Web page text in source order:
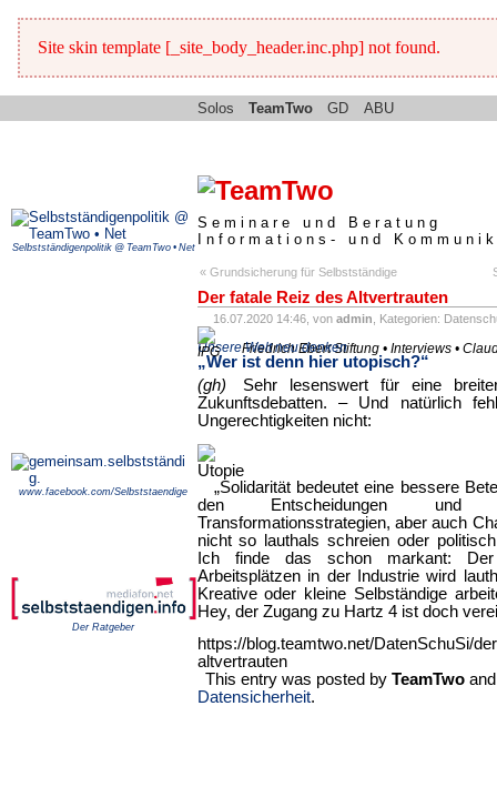
Site skin template [_site_body_header.inc.php] not found.
Solos TeamTwo GD ABU
Seminare und Beratung
Informations- und
Selbstständigenpolitik @ TeamTwo • Net
www.facebook.com/Selbststaendige
Der Ratgeber
« Grundsicherung für Selbstständige
Der fatale Reiz des Altvertrauten
16.07.2020 14:46, von admin , Kategorien:
Friedrich Ebert Stiftung • Interviews •
Unsere Welt neu denken
„Wer ist denn hier utopisch?“
(gh) Sehr lesenswert für eine
Zukunftsdebatten. – Und natürlich
Ungerechtigkeiten nicht:
„Solidarität bedeutet eine bessere
den Entscheidungen und
Transformationsstrategien, aber auch
nicht so lauthals schreien oder
Ich finde das schon markant:
Arbeitsplätzen in der Industrie wird
Kreative oder kleine Selbständige
Hey, der Zugang zu Hartz 4 ist doch
https://blog.teamtwo.net/DatenSchuSi/
altvertrauten
This entry was posted by TeamTwoand
Datensicherheit.